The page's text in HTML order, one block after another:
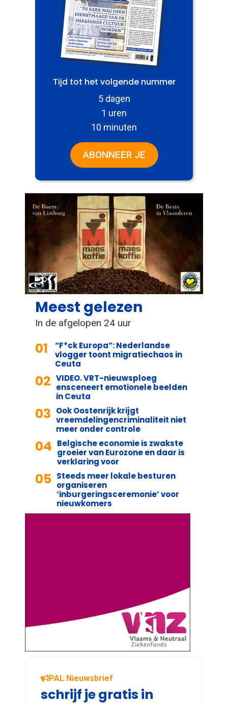
Tijd tot het volgende nummer
5 dagen
1 uren
10 minuten
ABONNEER JE
Meest gelezen
In de afgelopen 24 uur
01
“F*ck Europa”: Nederlandse
vlogger toont migratiechaos in
Ceuta
02 VIDEO. VRT-nieuwsploeg
ensceneert emotionele beelden
in Ceuta
03 Ook Oostenrijk krijgt
vreemdelingencriminaliteit niet
meer onder controle
04 Belgische economie is zwakste
groeier van Eurozone en daar is
verklaring voor
05 Steeds meer lokale besturen
organiseren
‘inburgeringsceremonie’ voor
nieuwkomers
PAL Nieuwsbrief
schrijf je gratis in